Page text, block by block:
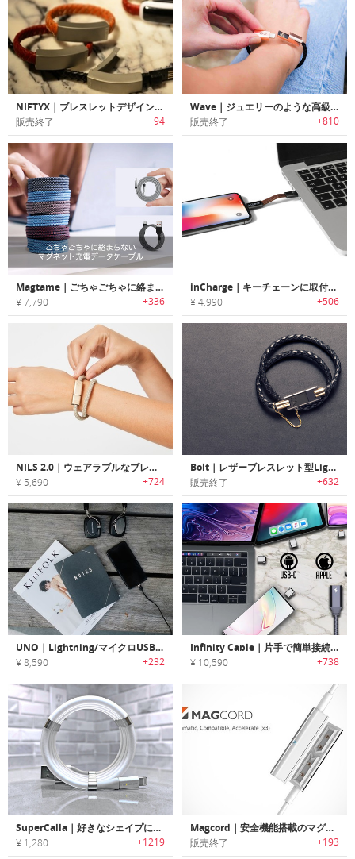
NIFTYX｜ブレスレットデザイン充電ケーブル「ニフティックス」
販売終了 +94
Wave｜ジュエリーのような高級感のあるブレスレットデザイン充電ケーブル「ウェーブ」
販売終了 +810
Magtame｜ごちゃごちゃに絡まらないマグネット充電データケーブル
¥ 7,790 +336
inCharge｜キーチェーンに取付可能なオールインワン充電ケーブル「インチャージ」
¥ 4,990 +506
NILS 2.0｜ウェアラブルなブレスレットデザインチャージングケーブル「ニルス2.0」
¥ 5,690 +724
Bolt｜レザーブレスレット型Lightningケーブル「ボルト」
販売終了 +632
UNO｜Lightning/マイクロUSBとしても使用できるUSB Type-C マグネットケーブル「ユノ」
¥ 8,590 +232
Infinity Cable｜片手で簡単接続できるユニバーサルマグネットケーブル「インフィニティケーブル」
¥ 10,590 +738
SuperCalla｜好きなシェイプに束ねられる充電ケーブル「スーパーカラ」
¥ 1,280 +1219
Magcord｜安全機能搭載のマグネットアタッチ式高速充電ケーブル「マグコード」
販売終了 +193